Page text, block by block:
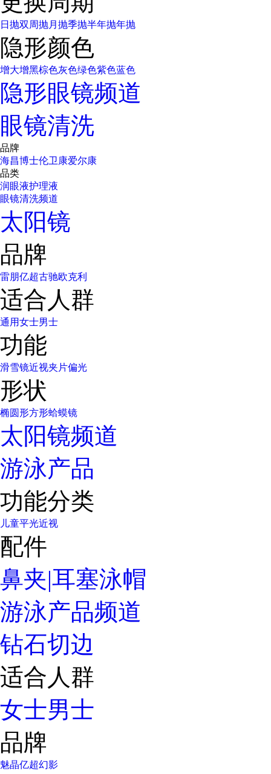
日抛双周抛月抛季抛半年抛年抛
隐形颜色
增大增黑棕色灰色绿色紫色蓝色
隐形眼镜频道
眼镜清洗
品牌
海昌博士伦卫康爱尔康
品类
润眼液护理液
眼镜清洗频道
太阳镜
品牌
雷朋亿超古驰欧克利
适合人群
通用女士男士
功能
滑雪镜近视夹片偏光
形状
椭圆形方形蛤蟆镜
太阳镜频道
游泳产品
功能分类
儿童平光近视
配件
鼻夹|耳塞泳帽
游泳产品频道
钻石切边
适合人群
女士男士
品牌
魅晶亿超幻影